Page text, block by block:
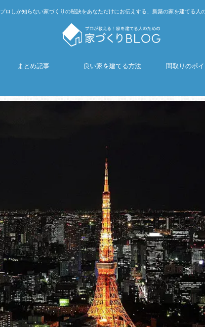
ロしか知らない家づくりの秘訣をあなただけにお伝えする、新築の家を建てる人
まとめ記事 良い家を建てる方法 間取りのポイ